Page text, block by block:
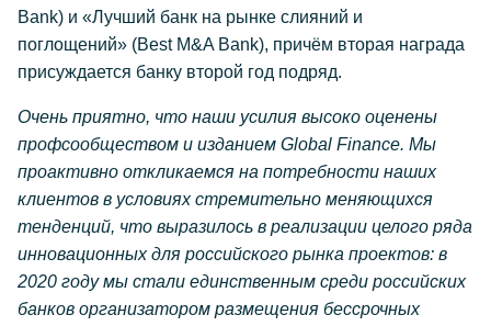
Bank) и «Лучший банк на рынке слияний и
поглощений» (Best M&A Bank), причём вторая награда
присуждается банку второй год подряд.
Очень приятно, что наши усилия высоко оценены
профсообществом и изданием Global Finance. Мы
проактивно откликаемся на потребности наших
клиентов в условиях стремительно меняющихся
тенденций, что выразилось в реализации целого ряда
инновационных для российского рынка проектов: в
2020 году мы стали единственным среди российских
банков организатором размещения бессрочных